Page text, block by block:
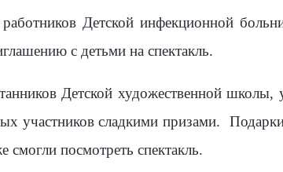
Детской инфекционной
с детьми на спектакль.
Детской художественной
участников сладкими призами.
смогли посмотреть спектакль.